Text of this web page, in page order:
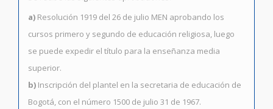
a) Resolución 1919 del 26 de julio MEN aprobando los
cursos primero y segundo de educación religiosa, luego
se puede expedir el título para la enseñanza media
superior.
b) Inscripción del plantel en la secretaria de educación de
Bogotá, con el número 1500 de julio 31 de 1967.